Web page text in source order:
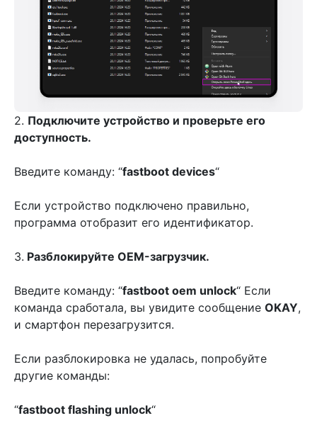
2. Подключите устройство и проверьте его
доступность.
Введите команду: “fastboot devices“
Если устройство подключено правильно,
программа отобразит его идентификатор.
3. Разблокируйте OEM-загрузчик.
Введите команду: “fastboot oem unlock“ Если
команда сработала, вы увидите сообщение OKAY,
и смартфон перезагрузится.
Если разблокировка не удалась, попробуйте
другие команды:
“fastboot flashing unlock“